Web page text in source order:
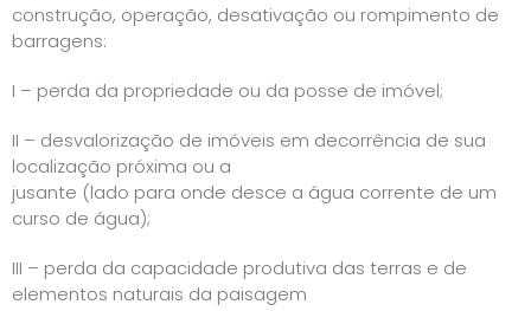
construção, operação, desativação ou rompimento de
barragens:
I – perda da propriedade ou da posse de imóvel;
II – desvalorização de imóveis em decorrência de sua
localização próxima ou a
jusante (lado para onde desce a água corrente de um
curso de água);
III – perda da capacidade produtiva das terras e de
elementos naturais da paisagem